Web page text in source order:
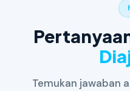
Temukan jawaban